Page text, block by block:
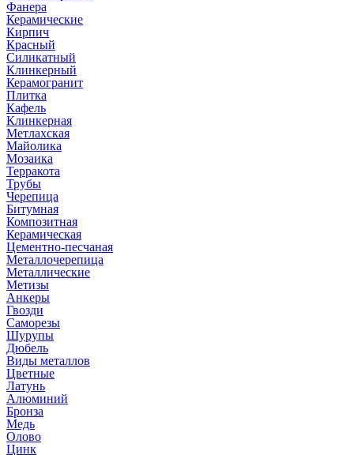
Фанера
Керамические
Кирпич
Красный
Силикатный
Клинкерный
Керамогранит
Плитка
Кафель
Клинкерная
Метлахская
Майолика
Мозаика
Терракота
Трубы
Черепица
Битумная
Композитная
Керамическая
Цементно-песчаная
Металлочерепица
Металлические
Метизы
Анкеры
Гвозди
Саморезы
Шурупы
Дюбель
Виды металлов
Цветные
Латунь
Алюминий
Бронза
Медь
Олово
Цинк